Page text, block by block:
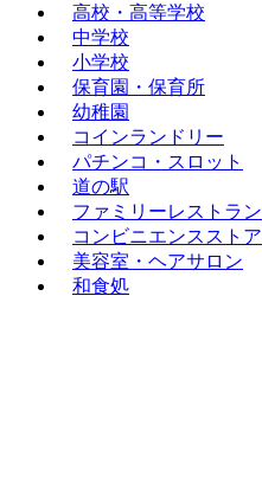
高校・高等学校
中学校
小学校
保育園・保育所
幼稚園
コインランドリー
パチンコ・スロット
道の駅
ファミリーレストラン
コンビニエンスストア
美容室・ヘアサロン
和食処